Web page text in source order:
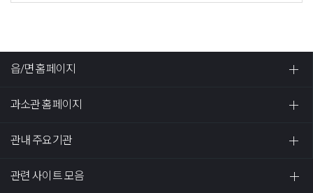
읍/면 홈페이지
과소관 홈페이지
관내 주요기관
관련 사이트 모음